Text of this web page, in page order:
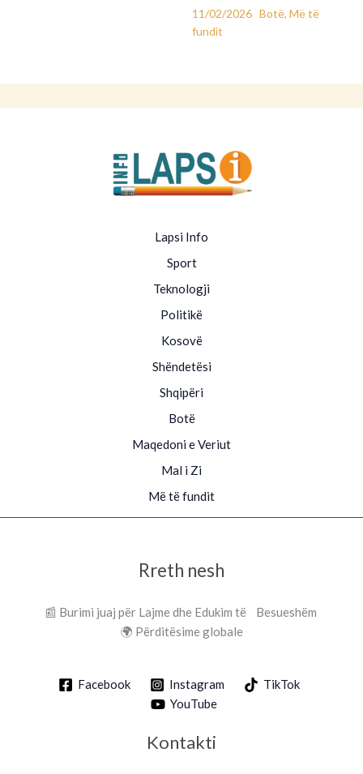
11/02/2026 Botë, Më të
fundit
Lapsi Info
Sport
Teknologji
Politikë
Kosovë
Shëndetësi
Shqipëri
Botë
Maqedoni e Veriut
Mal i Zi
Më të fundit
Rreth nesh
📰 Burimi juaj për Lajme dhe Edukim të Besueshëm
🌍 Përditësime globale
Facebook Instagram
TikTok
YouTube
Kontakti